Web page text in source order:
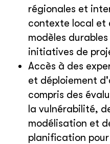
régionales et
contexte local et
modèles
initiatives de
Accès à des
et déploiement
compris des
la vulnérabilité,
modélisation et
planification